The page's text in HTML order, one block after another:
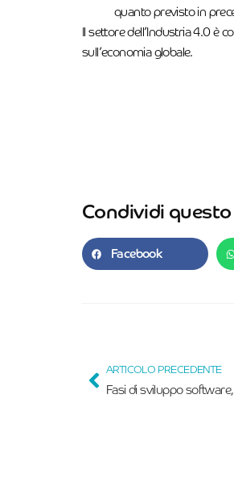
quanto previsto in
Il settore dell’Industria 4.0 è
sull’economia globale.
Condividi
Facebook
ARTICOLO PRECEDENTE
Fasi di sviluppo